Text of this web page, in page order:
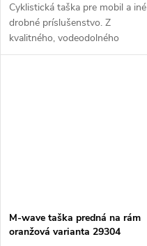
Cyklistická taška pre mobil a iné
drobné príslušenstvo. Z
kvalitného, vodeodolného
materiálu.
M-wave taška predná na rám
oranžová varianta 29304